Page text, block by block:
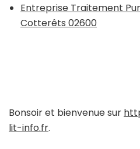
Entreprise Traitement
Cotterêts 02600
Bonsoir et bienvenue sur
lit-info.fr.